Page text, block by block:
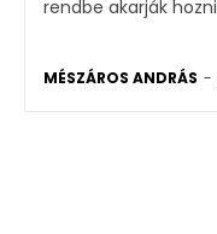
MÉSZÁROS ANDRÁS -